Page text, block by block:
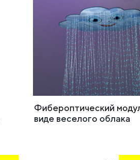
Фибероптический
виде веселого облака